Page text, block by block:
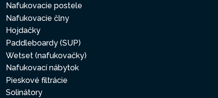
Nafukovacie postele
Nafukovacie člny
Hojdačky
Paddleboardy (SUP)
Wetset (nafukovačky)
Nafukovací nábytok
Pieskové filtrácie
Solinátory